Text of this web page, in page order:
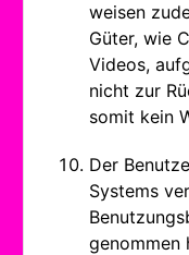
weisen
Güter, wie
Videos,
nicht zur
somit kein
Der
Systems
genommen